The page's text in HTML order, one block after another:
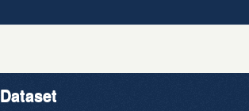
Dataset